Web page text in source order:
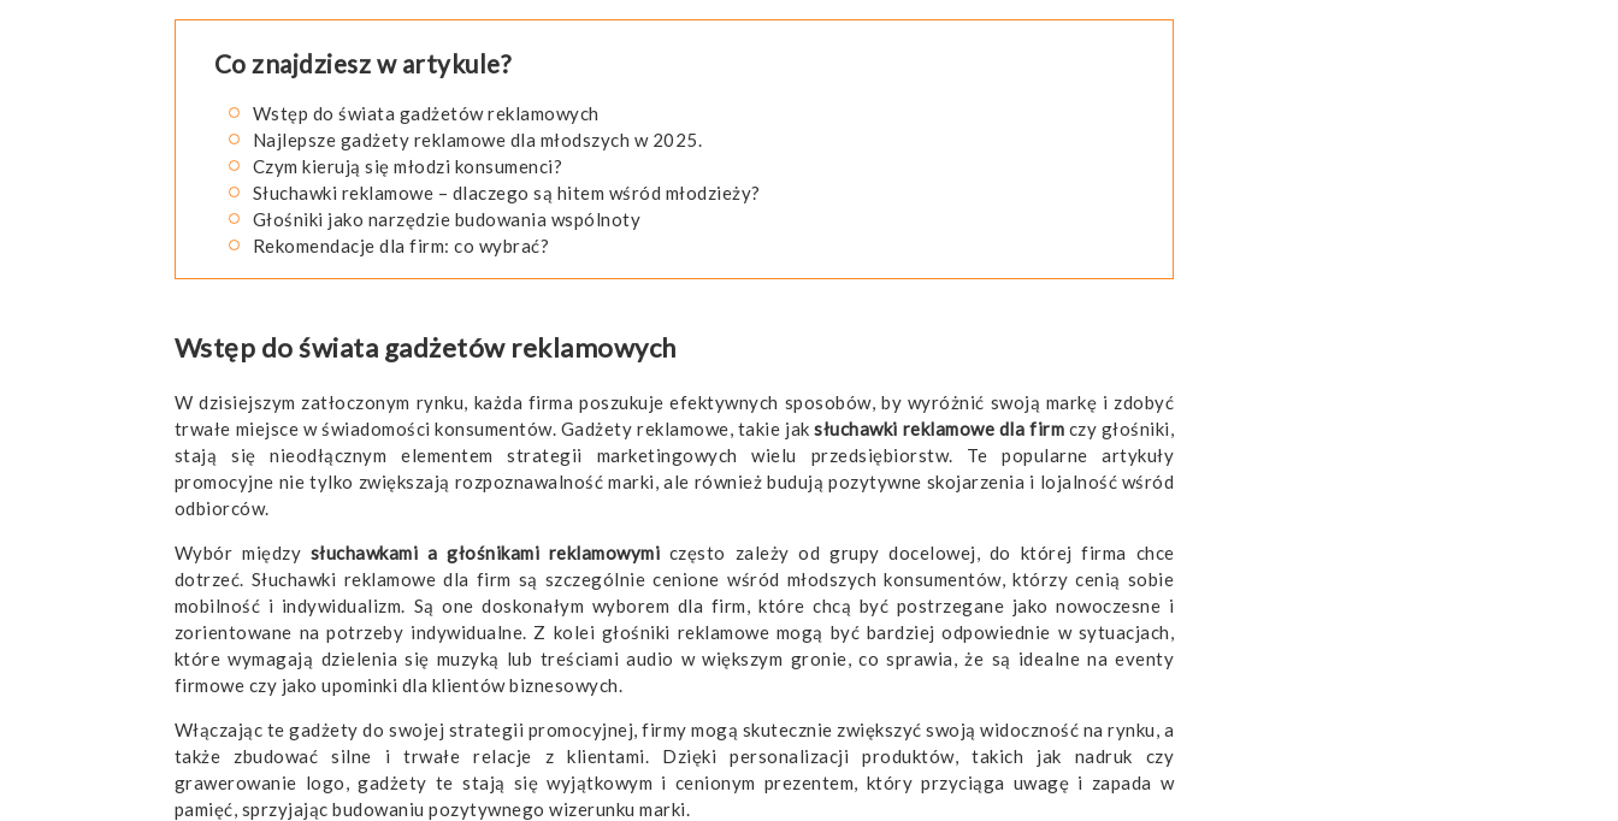
Co znajdziesz w artykule?
Wstęp do świata gadżetów reklamowych
Najlepsze gadżety reklamowe dla młodszych w 2025.
Czym kierują się młodzi konsumenci?
Słuchawki reklamowe – dlaczego są hitem wśród młodzieży?
Głośniki jako narzędzie budowania wspólnoty
Rekomendacje dla firm: co wybrać?
Wstęp do świata gadżetów reklamowych
W dzisiejszym zatłoczonym rynku, każda firma poszukuje efektywnych sposobów, by wyróżnić swoją markę i zdobyć
trwałe miejsce w świadomości konsumentów. Gadżety reklamowe, takie jaksłuchawki reklamowe dla firm czy głośniki,
stają się nieodłącznym elementem strategii marketingowych wielu przedsiębiorstw. Te popularne artykuły
promocyjne nie tylko zwiększają rozpoznawalność marki, ale również budują pozytywne skojarzenia i lojalność wśród
odbiorców.
Wybór między słuchawkami a głośnikami reklamowymi często zależy od grupy docelowej, do której firma chce
dotrzeć. Słuchawki reklamowe dla firm są szczególnie cenione wśród młodszych konsumentów, którzy cenią sobie
mobilność i indywidualizm. Są one doskonałym wyborem dla firm, które chcą być postrzegane jako nowoczesne i
zorientowane na potrzeby indywidualne. Z kolei głośniki reklamowe mogą być bardziej odpowiednie w sytuacjach,
które wymagają dzielenia się muzyką lub treściami audio w większym gronie, co sprawia, że są idealne na eventy
firmowe czy jako upominki dla klientów biznesowych.
Włączając te gadżety do swojej strategii promocyjnej, firmy mogą skutecznie zwiększyć swoją widoczność na rynku, a
także zbudować silne i trwałe relacje z klientami. Dzięki personalizacji produktów, takich jak nadruk czy
grawerowanie logo, gadżety te stają się wyjątkowym i cenionym prezentem, który przyciąga uwagę i zapada w
pamięć, sprzyjając budowaniu pozytywnego wizerunku marki.